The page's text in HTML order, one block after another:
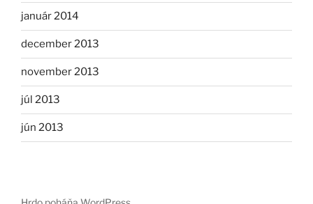
január 2014
december 2013
november 2013
júl 2013
jún 2013